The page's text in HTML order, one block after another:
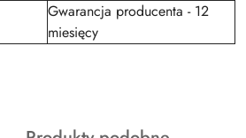
Gwarancja producenta - 12
miesięcy